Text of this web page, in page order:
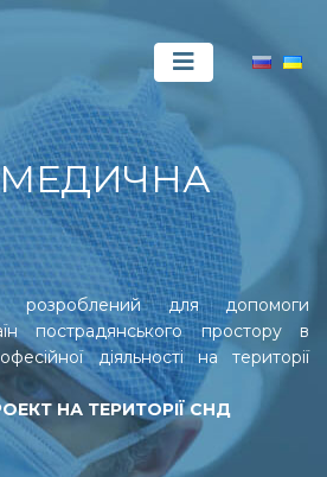
розроблений для допомоги
пострадянського простору в
діяльності на території
НА ТЕРИТОРІЇ СНД